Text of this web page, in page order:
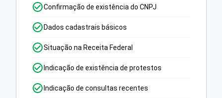
Confirmação de existência do CNPJ
Dados cadastrais básicos
Situação na Receita Federal
Indicação de existência de protestos
Indicação de consultas recentes